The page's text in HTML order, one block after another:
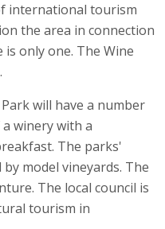
international tourism
the area in connection
only one. The Wine
will have a number
winery with a
The parks'
model vineyards. The
The local council is
tourism in